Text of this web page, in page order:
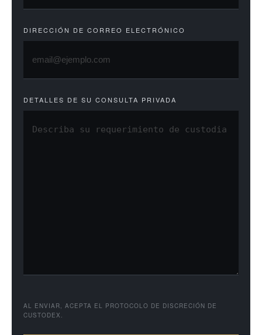
DIRECCIÓN DE CORREO ELECTRÓNICO
DETALLES DE SU CONSULTA PRIVADA
AL ENVIAR, ACEPTA EL PROTOCOLO DE DISCRECIÓN DE
CUSTODEX.